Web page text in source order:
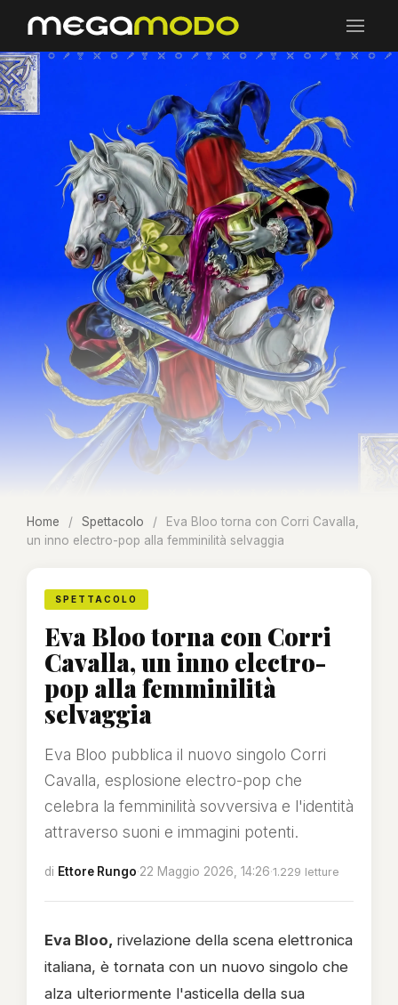
Home / Spettacolo /
Eva Bloo torna con Corri Cavalla,
un inno electro-pop alla femminilità selvaggia
SPETTACOLO
Eva Bloo torna con Corri
Cavalla, un inno electro-
pop alla femminilità
selvaggia
Eva Bloo pubblica il nuovo singolo Corri
Cavalla, esplosione electro-pop che
celebra la femminilità sovversiva e l'identità
attraverso suoni e immagini potenti.
di Ettore Rungo·22 Maggio 2026, 14:26·1.229 letture
Eva Bloo, rivelazione della scena elettronica
italiana, è tornata con un nuovo singolo che
alza ulteriormente l'asticella della sua